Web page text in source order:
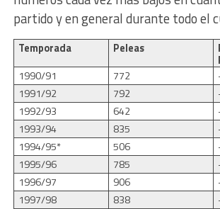
partido y en general durante todo el
Temporada Peleas
1990/91
772
1991/92
792
1992/93
642
1993/94
835
1994/95*
506
1995/96
785
1996/97
906
1997/98
838